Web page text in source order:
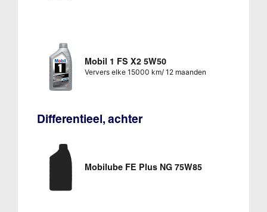
Mobil 1 FS X2 5W50
Ververs elke 15000 km/ 12 maanden
Differentieel, achter
Mobilube FE Plus NG 75W85